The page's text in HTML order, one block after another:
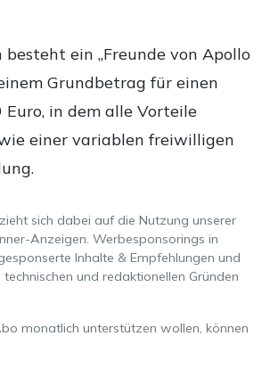
besteht ein „Freunde von Apollo
Grundbetrag für einen
Euro, in dem alle Vorteile
einer variablen freiwilligen
sich dabei auf die Nutzung unserer
Anzeigen. Werbesponsorings in
Inhalte & Empfehlungen und
und redaktionellen Gründen
monatlich unterstützen wollen, können